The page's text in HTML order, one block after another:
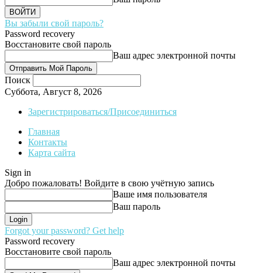
Вы забыли свой пароль?
Password recovery
Восстановите свой пароль
Ваш адрес электронной почты
Поиск
Суббота, Август 8, 2026
Зарегистрироваться/Присоединиться
Главная
Контакты
Карта сайта
Sign in
Добро пожаловать! Войдите в свою учётную запись
Ваше имя пользователя
Ваш пароль
Forgot your password? Get help
Password recovery
Восстановите свой пароль
Ваш адрес электронной почты